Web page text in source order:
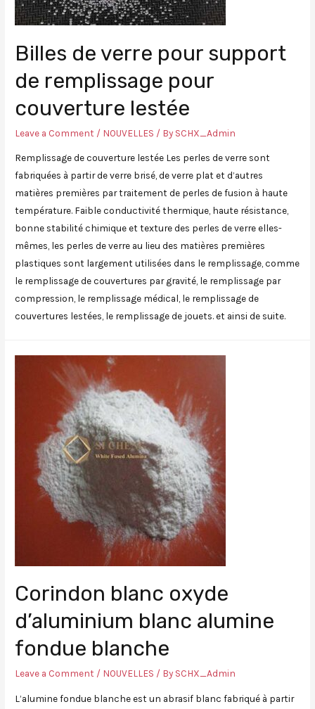
Billes de verre pour support
de remplissage pour
couverture lestée
Leave a Comment / NOUVELLES / By SCHX_Admin
Remplissage de couverture lestée Les perles de verre sont
fabriquées à partir de verre brisé, de verre plat et d’autres
matières premières par traitement de perles de fusion à haute
température. Faible conductivité thermique, haute résistance,
bonne stabilité chimique et texture des perles de verre elles-
mêmes, les perles de verre au lieu des matières premières
plastiques sont largement utilisées dans le remplissage, comme
le remplissage de couvertures par gravité, le remplissage par
compression, le remplissage médical, le remplissage de
couvertures lestées, le remplissage de jouets. et ainsi de suite.
Corindon blanc oxyde
d’aluminium blanc alumine
fondue blanche
Leave a Comment / NOUVELLES / By SCHX_Admin
L’alumine fondue blanche est un abrasif blanc fabriqué à partir